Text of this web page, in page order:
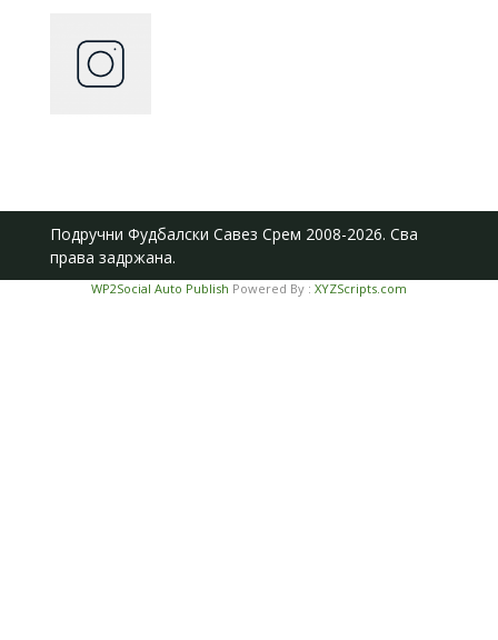
Подручни Фудбалски Савез Срем 2008-2026. Сва
права задржана.
WP2Social Auto Publish Powered By : XYZScripts.com